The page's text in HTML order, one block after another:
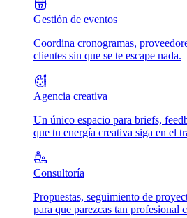
Gestión de eventos
Coordina cronogramas,
clientes sin que se te escape nada.
Agencia creativa
Un único espacio para briefs,
que tu energía creativa siga en el
Consultoría
Propuestas, seguimiento de
para que parezcas tan profesional